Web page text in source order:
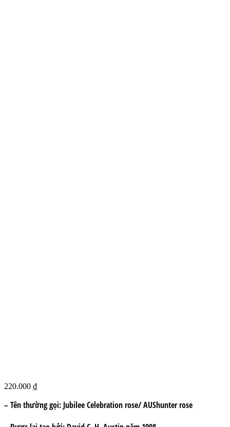
220.000 ₫
– Tên thường gọi:Jubilee Celebration rose/ AUShunter rose